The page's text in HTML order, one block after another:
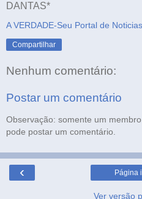
DANTAS*
A VERDADE-Seu Portal de Noticias
Compartilhar
Nenhum comentário:
Postar um comentário
Observação: somente um
pode postar um comentário.
‹ Página
Ver versão